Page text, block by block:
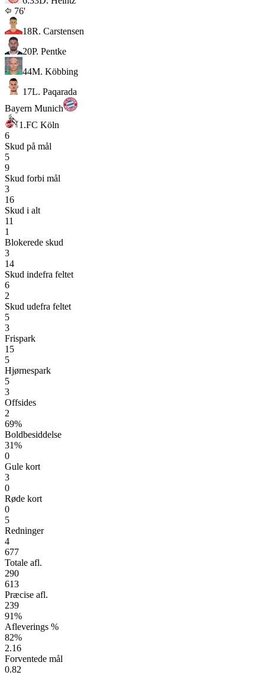
76'
18R. Carstensen
20P. Pentke
44M. Köbbing
17L. Paqarada
Bayern Munich
1.FC Köln
6
Skud på mål
5
9
Skud forbi mål
3
16
Skud i alt
11
1
Blokerede skud
3
14
Skud indefra feltet
6
2
Skud udefra feltet
5
3
Frispark
15
5
Hjørnespark
5
3
Offsides
2
69%
Boldbesiddelse
31%
0
Gule kort
3
0
Røde kort
0
5
Redninger
4
677
Totale afl.
290
613
Præcise afl.
239
91%
Afleverings %
82%
2.16
Forventede mål
0.82